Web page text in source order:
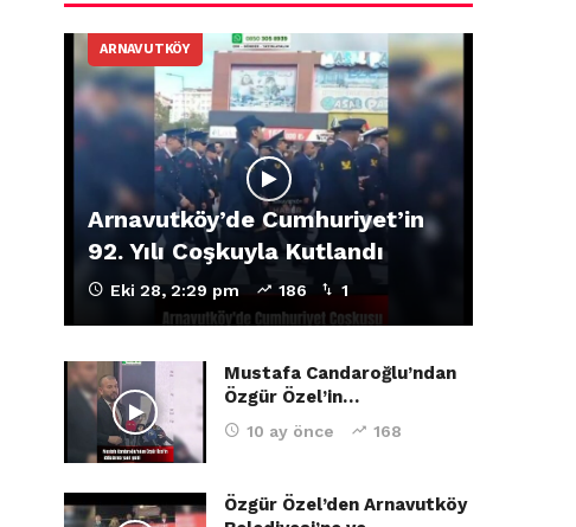
ARNAVUTKÖY
Arnavutköy’de Cumhuriyet’in
92. Yılı Coşkuyla Kutlandı
Eki 28, 2:29 pm 186 1
Mustafa Candaroğlu’ndan
Özgür Özel’in…
10 ay önce 168
Özgür Özel’den Arnavutköy